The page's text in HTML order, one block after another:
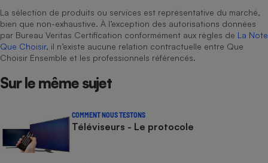
La sélection de produits ou services est représentative du marché,
bien que non-exhaustive. À l’exception des autorisations données
par Bureau Veritas Certification conformément aux règles de La Note
Que Choisir, il n’existe aucune relation contractuelle entre Que
Choisir Ensemble et les professionnels référencés.
Sur le même sujet
COMMENT NOUS TESTONS
Téléviseurs - Le protocole